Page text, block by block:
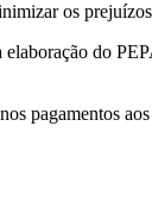
os
do
pagamentos